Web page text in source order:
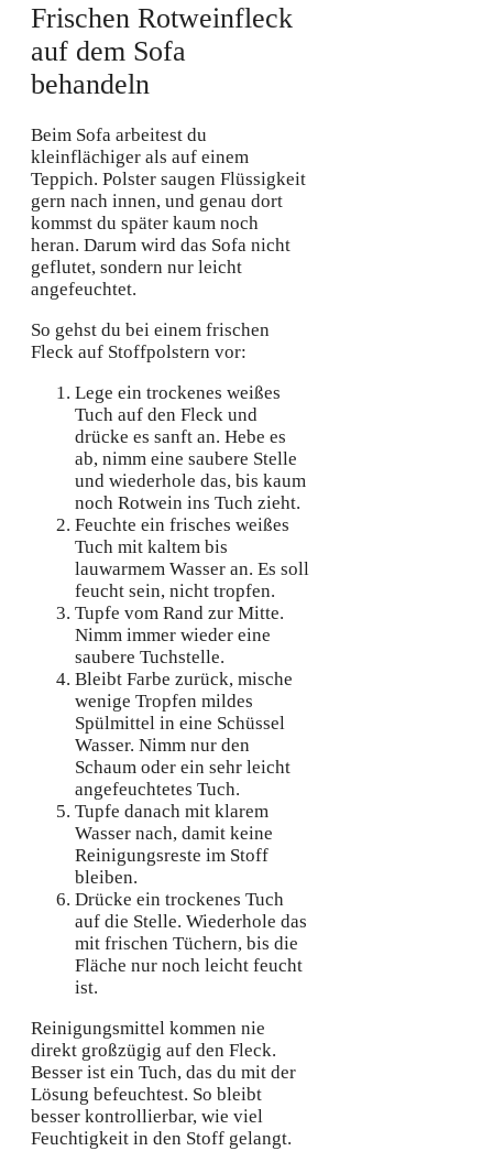
Frischen Rotweinfleck
auf dem Sofa
behandeln
Beim Sofa arbeitest du
kleinflächiger als auf einem
Teppich. Polster saugen Flüssigkeit
gern nach innen, und genau dort
kommst du später kaum noch
heran. Darum wird das Sofa nicht
geflutet, sondern nur leicht
angefeuchtet.
So gehst du bei einem frischen
Fleck auf Stoffpolstern vor:
Lege ein trockenes weißes
Tuch auf den Fleck und
drücke es sanft an. Hebe es
ab, nimm eine saubere Stelle
und wiederhole das, bis kaum
noch Rotwein ins Tuch zieht.
Feuchte ein frisches weißes
Tuch mit kaltem bis
lauwarmem Wasser an. Es soll
feucht sein, nicht tropfen.
Tupfe vom Rand zur Mitte.
Nimm immer wieder eine
saubere Tuchstelle.
Bleibt Farbe zurück, mische
wenige Tropfen mildes
Spülmittel in eine Schüssel
Wasser. Nimm nur den
Schaum oder ein sehr leicht
angefeuchtetes Tuch.
Tupfe danach mit klarem
Wasser nach, damit keine
Reinigungsreste im Stoff
bleiben.
Drücke ein trockenes Tuch
auf die Stelle. Wiederhole das
mit frischen Tüchern, bis die
Fläche nur noch leicht feucht
ist.
Reinigungsmittel kommen nie
direkt großzügig auf den Fleck.
Besser ist ein Tuch, das du mit der
Lösung befeuchtest. So bleibt
besser kontrollierbar, wie viel
Feuchtigkeit in den Stoff gelangt.